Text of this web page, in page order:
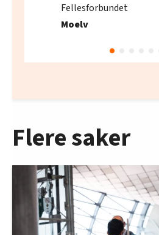
Fellesforbundet
Moelv
Flere saker